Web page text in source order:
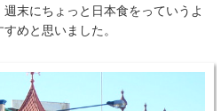
末にちょっと日本食をっていうよ
めと思いました。